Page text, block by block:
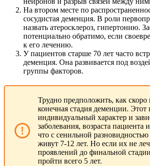
На втором месте по
сосудистая деменция. В роли
назвать атеросклероз, гипертонию.
потенциально обратимо, если
к его лечению.
У пациентов старше 70 лет часто
деменция. Она развивается под
группы факторов.
Трудно предположить, как скоро
конечная стадия деменции. Этот
индивидуальный характер и
заболевания, возраста пациента
что с сенильной
живут 7-12 лет. Но если их не
проявлений до финальной
пройти всего 5 лет.